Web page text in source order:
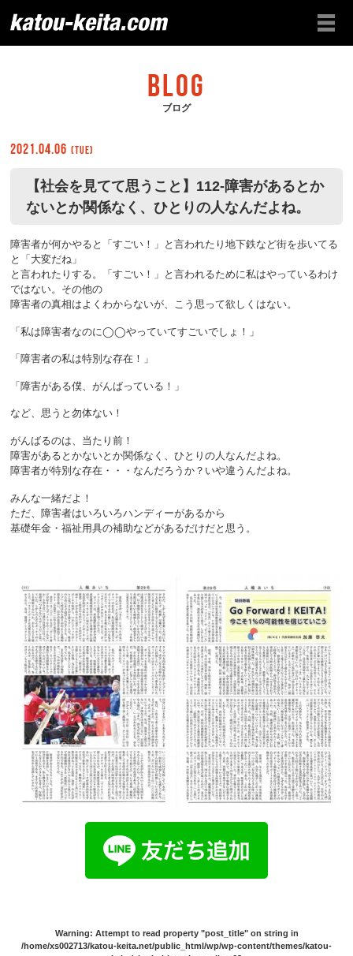
BLOG
ブログ
2021.04.06 (Tue)
【社会を見てて思うこと】112-障害があるとか
ないとか関係なく、ひとりの人なんだよね。
障害者が何かやると「すごい！」と言われたり地下鉄など街を歩いてる
と「大変だね」
と言われたりする。「すごい！」と言われるために私はやっているわけ
ではない。その他の
障害者の真相はよくわからないが、こう思って欲しくはない。
「私は障害者なのに◯◯やっていてすごいでしょ！」
「障害者の私は特別な存在！」
「障害がある僕、がんばっている！」
など、思うと勿体ない！
がんばるのは、当たり前！
障害があるとかないとか関係なく、ひとりの人なんだよね。
障害者が特別な存在・・・なんだろうか？いや違うんだよね。
みんな一緒だよ！
ただ、障害者はいろいろハンディーがあるから
基礎年金・福祉用具の補助などがあるだけだと思う。
Warning: Attempt to read property "post_title" on string in
/home/xs002713/katou-keita.net/public_html/wp/wp-content/themes/katou-